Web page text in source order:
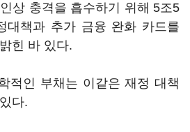
상 충격을 흡수하기 위해 5조5
대책과 추가 금융 완화 카드를
힌 바 있다.
적인 부채는 이같은 재정 대책
다.